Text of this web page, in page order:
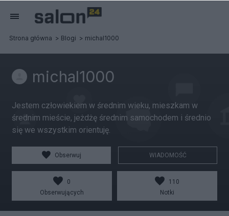
Strona główna Blogi michal1000
michal1000
Jestem człowiekiem w średnim wieku, mieszkam w
średnim mieście, jeżdżę średnim samochodem i średnio
się we wszystkim orientuję.
Obserwuj WIADOMOŚĆ
0
Obserwujących
110
Notki